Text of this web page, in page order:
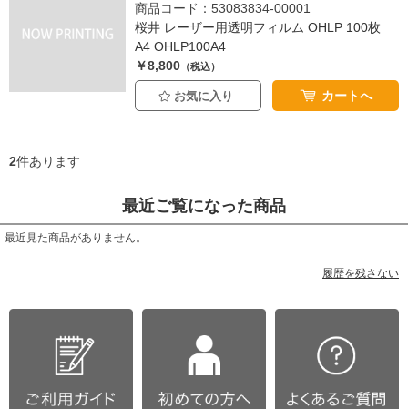
商品コード：53083834-00001
桜井 レーザー用透明フィルム OHLP 100枚
A4 OHLP100A4
￥8,800 （税込）
お気に入り カートへ
2件あります
最近ご覧になった商品
最近見た商品がありません。
履歴を残さない